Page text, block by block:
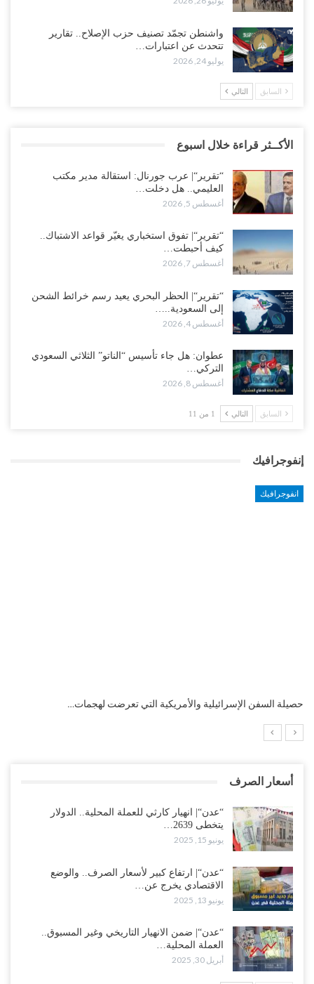
واشنطن تجمّد تصنيف حزب الإصلاح.. تقارير
تتحدث عن اعتبارات…
يوليو 24, 2026
السابق التالي
الأكــثر قراءة خلال اسبوع
“تقرير“| عرب جورنال: استقالة مدير مكتب
العليمي.. هل دخلت…
أغسطس 5, 2026
“تقرير“| تفوق استخباري يغيّر قواعد الاشتباك..
كيف أحبطت…
أغسطس 7, 2026
“تقرير“| الحظر البحري يعيد رسم خرائط الشحن
إلى السعودية..…
أغسطس 4, 2026
عطوان: هل جاء تأسيس “الناتو” الثلاثي السعودي
التركي…
أغسطس 8, 2026
السابق التالي 1 من 11
إنفوجرافيك
انفوجرافيك
التضخم السنوي لمنطقة اليورو.. “إنفوجرافيك“..!
أسعار الصرف
“عدن“| انهيار كارثي للعملة المحلية.. الدولار
يتخطى 2639…
يونيو 15, 2025
“عدن“| ارتفاع كبير لأسعار الصرف.. والوضع
الاقتصادي يخرج عن…
يونيو 13, 2025
“عدن“| ضمن الانهيار التاريخي وغير المسبوق..
العملة المحلية…
أبريل 30, 2025